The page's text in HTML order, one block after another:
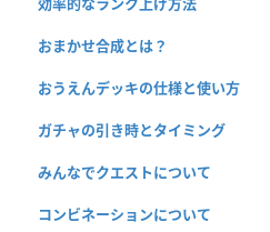
おまかせ合成とは？
おうえんデッキの仕様と使い方
ガチャの引き時とタイミング
みんなでクエストについて
コンビネーションについて